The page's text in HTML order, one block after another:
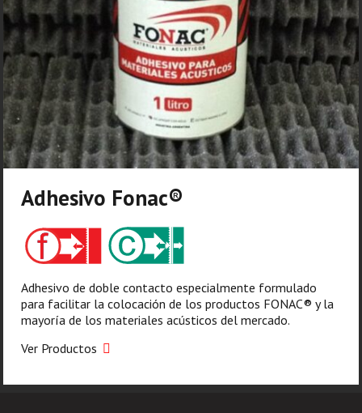
Adhesivo Fonac®️
Adhesivo de doble contacto especialmente formulado
para facilitar la colocación de los productos FONAC®️ y la
mayoría de los materiales acústicos del mercado.
Ver Productos